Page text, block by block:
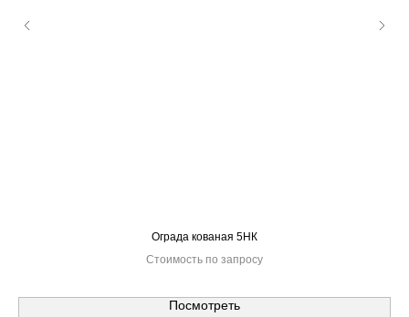
Ограда кованая 5НК
Стоимость по запросу
Посмотреть